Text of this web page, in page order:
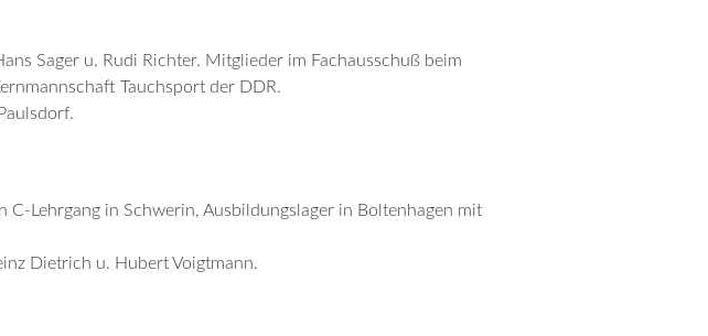
Sager u. Rudi Richter. Mitglieder im Fachausschuß beim
Tauchsport der DDR.
C-Lehrgang in Schwerin, Ausbildungslager in Boltenhagen mit
Dietrich u. Hubert Voigtmann.